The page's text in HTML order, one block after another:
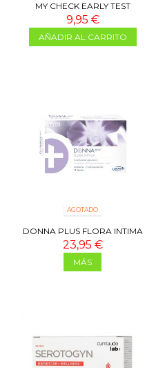
MY CHECK EARLY TEST
EMBARAZO SI/NO
9,95 €
AÑADIR AL CARRITO
AGOTADO
DONNA PLUS FLORA INTIMA
CAPS
23,95 €
MÁS